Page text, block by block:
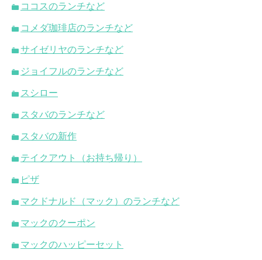
ココスのランチなど
コメダ珈琲店のランチなど
サイゼリヤのランチなど
ジョイフルのランチなど
スシロー
スタバのランチなど
スタバの新作
テイクアウト（お持ち帰り）
ピザ
マクドナルド（マック）のランチなど
マックのクーポン
マックのハッピーセット